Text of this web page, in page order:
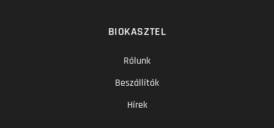
BIOKASZTEL
Rólunk
Beszállítók
Hírek